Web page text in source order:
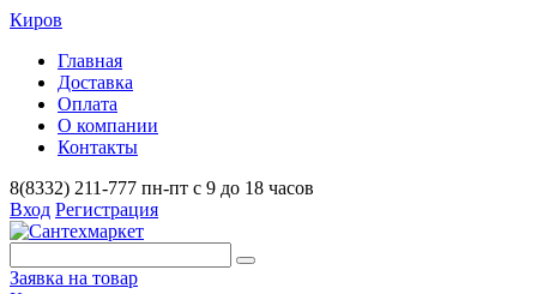
Киров
Главная
Доставка
Оплата
О компании
Контакты
8(8332) 211-777 пн-пт с 9 до 18 часов
Вход Регистрация
Заявка на товар